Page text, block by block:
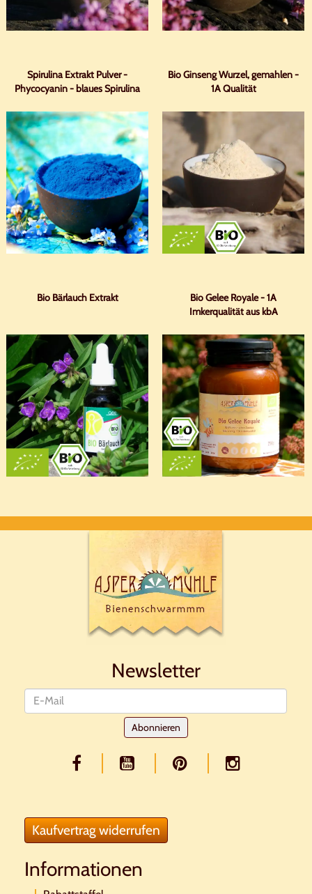
Spirulina Extrakt Pulver -
Phycocyanin - blaues Spirulina
Bio Ginseng Wurzel, gemahlen -
1A Qualität
Bio Bärlauch Extrakt
Bio Gelee Royale - 1A
Imkerqualität aus kbA
Newsletter
Abonnieren
Kaufvertrag widerrufen
Informationen